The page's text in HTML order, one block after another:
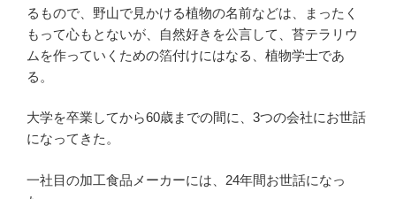
るもので、野山で見かける植物の名前などは、まったく
もって心もとないが、自然好きを公言して、苔テラリウ
ムを作っていくための箔付けにはなる、植物学士であ
る。
大学を卒業してから60歳までの間に、3つの会社にお世話
になってきた。
一社目の加工食品メーカーには、24年間お世話になっ